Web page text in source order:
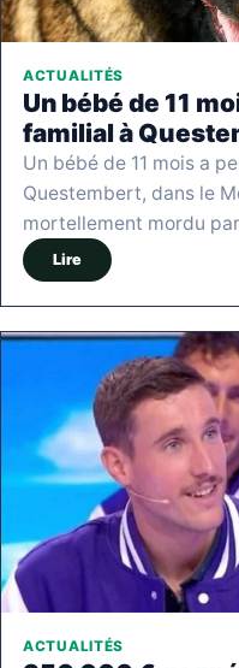
ACTUALITÉS
Un bébé de 11
familial à
Un bébé de 11 mois a
Questembert, dans le
mortellement mordu
Lire
ACTUALITÉS